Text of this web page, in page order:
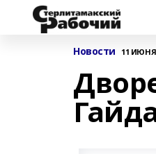
Новости 11 ИЮНЯ